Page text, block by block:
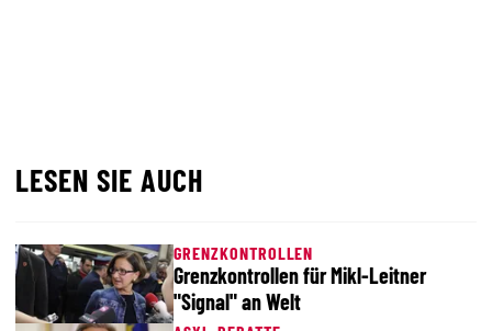
LESEN SIE AUCH
GRENZKONTROLLEN
Grenzkontrollen für Mikl-Leitner
"Signal" an Welt